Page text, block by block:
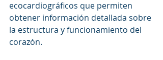
ecocardiográficos que permiten
obtener información detallada sobre
la estructura y funcionamiento del
corazón.